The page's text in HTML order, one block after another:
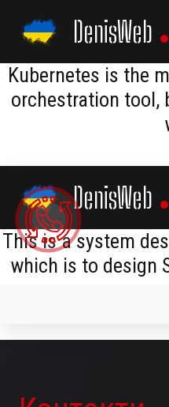
content
DenisWeb
​​Kubernetes is the
orchestration tool,